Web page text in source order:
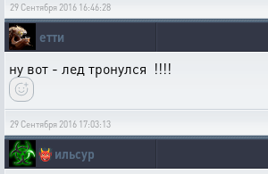
29 Сентября 2016 16:46:28
етти
ну вот - лед тронулся !!!!
29 Сентября 2016 17:03:13
👹 ильсур